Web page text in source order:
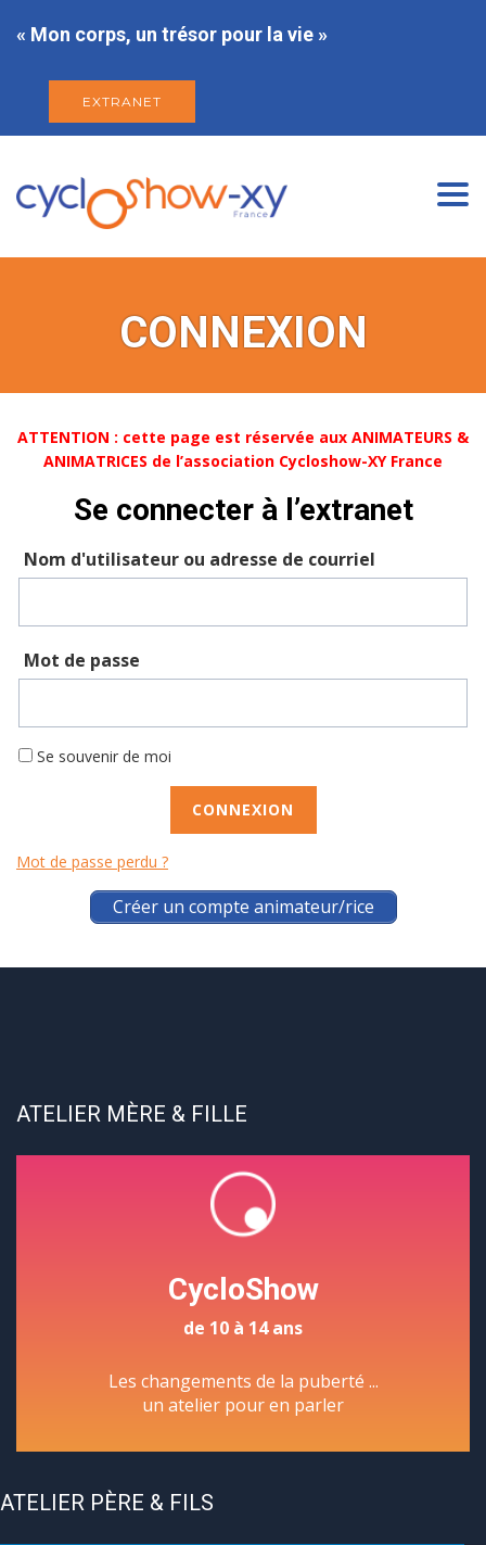
« Mon corps, un trésor pour la vie »
EXTRANET
CONNEXION
ATTENTION : cette page est réservée aux ANIMATEURS &
ANIMATRICES de l’association Cycloshow-XY France
Se connecter à l’extranet
Nom d'utilisateur ou adresse de courriel
Mot de passe
Se souvenir de moi
Mot de passe perdu ?
Créer un compte animateur/rice
ATELIER MÈRE & FILLE
CycloShow
de 10 à 14 ans
Les changements de la puberté ...
un atelier pour en parler
ATELIER PÈRE & FILS